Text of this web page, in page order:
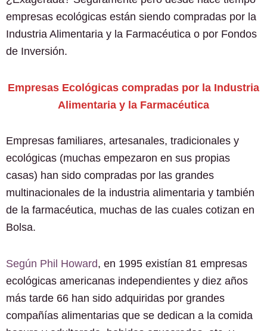
empresas ecológicas están siendo compradas por la
Industria Alimentaria y la Farmacéutica o por Fondos
de Inversión.
Empresas Ecológicas compradas por la Industria
Alimentaria y la Farmacéutica
Empresas familiares, artesanales, tradicionales y
ecológicas (muchas empezaron en sus propias
casas) han sido compradas por las grandes
multinacionales de la industria alimentaria y también
de la farmacéutica, muchas de las cuales cotizan en
Bolsa.
Según Phil Howard, en 1995 existían 81 empresas
ecológicas americanas independientes y diez años
más tarde 66 han sido adquiridas por grandes
compañías alimentarias que se dedican a la comida